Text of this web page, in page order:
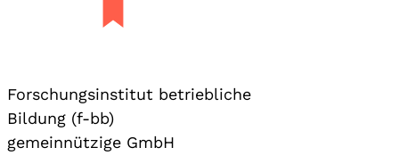
Forschungsinstitut betriebliche
Bildung (f-bb)
gemeinnützige GmbH